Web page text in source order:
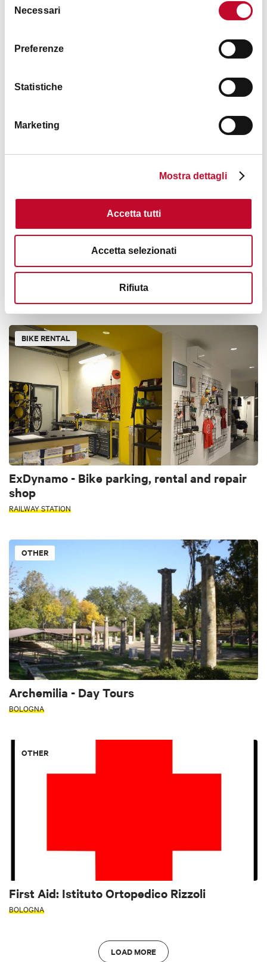
delNecessari
Preferenze
Statistiche
Marketing
Mostra dettagli
Accetta tutti
Accetta selezionati
Rifiuta
Limited traffic area (ZTL) of the historical
BOLOGNA
Tourinbo
BIKE RENTAL
ExDynamo - Bike parking, rental and repair
shop
RAILWAY STATION
OTHER
Archemilia - Day Tours
BOLOGNA
OTHER
First Aid: Istituto Ortopedico Rizzoli
BOLOGNA
LOAD MORE